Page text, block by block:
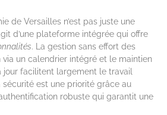
de Versailles n’est pas juste une
d’une plateforme intégrée qui offre
. La gestion sans effort des
un calendrier intégré et le maintien
jour facilitent largement le travail
est une priorité grâce au
robuste qui garantit une